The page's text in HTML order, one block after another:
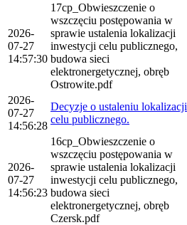
2026-
07-27
14:57:30
17cp_Obwieszczenie o
wszczęciu postępowania w
sprawie ustalenia lokalizacji
inwestycji celu publicznego,
budowa sieci
elektronergetycznej, obręb
Ostrowite.pdf
2026-
07-27
14:56:28
Decyzje o ustaleniu lokalizacji
celu publicznego.
2026-
07-27
14:56:23
16cp_Obwieszczenie o
wszczęciu postępowania w
sprawie ustalenia lokalizacji
inwestycji celu publicznego,
budowa sieci
elektronergetycznej, obręb
Czersk.pdf